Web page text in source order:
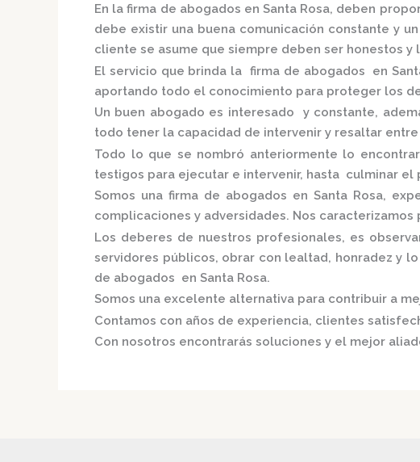
En lafirma de abogados en Santa Rosa, deben
debe existir una buena comunicación constante y
cliente se asume que siempre deben ser honestos
El servicio que brinda la firma de abogados en
aportando todo el conocimiento para proteger los
Un buen abogado es interesado y constante,
todo tener la capacidad de intervenir y resaltar entre
Todo lo que se nombró anteriormente lo
testigos para ejecutar e intervenir, hasta culminar el
Somos unafirma de abogados en Santa Rosa,
complicaciones y adversidades. Nos
Los deberes de nuestros profesionales, es
servidores públicos, obrar con lealtad, honradez y
de abogados en Santa Rosa.
Somos una excelente alternativa para contribuir a
Contamos con años de experiencia, clientes
Con nosotros encontrarás soluciones y el mejor